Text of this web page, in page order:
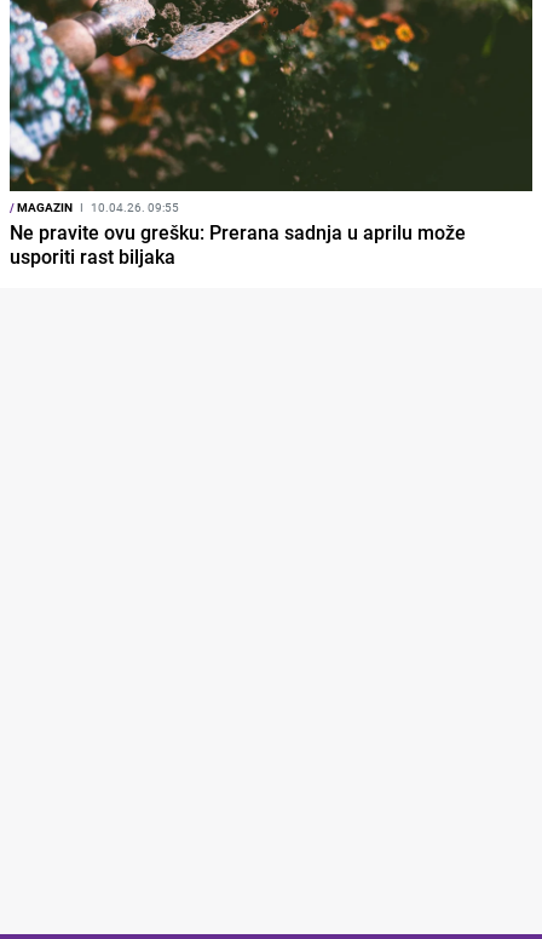
/MAGAZIN I 10.04.26. 09:55
Ne pravite ovu grešku: Prerana sadnja u aprilu može
usporiti rast biljaka